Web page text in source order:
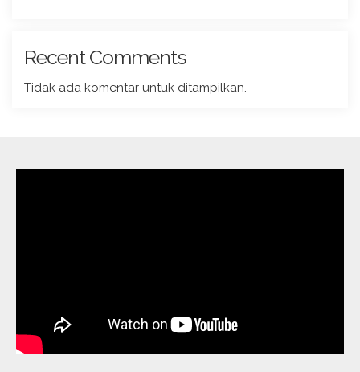
Recent Comments
Tidak ada komentar untuk ditampilkan.